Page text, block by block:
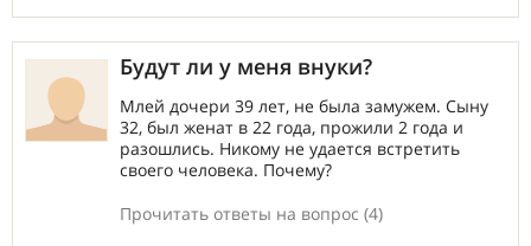
Будут ли у меня внуки?
Млей дочери 39 лет, не была замужем. Сыну
32, был женат в 22 года, прожили 2 года и
разошлись. Никому не удается встретить
своего человека. Почему?
Прочитать ответы на вопрос (4)